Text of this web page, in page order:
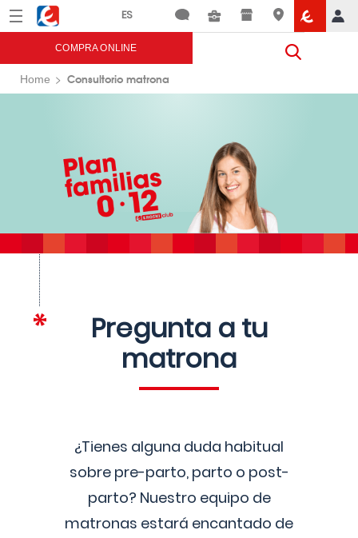
Menú Eroski
COMPRA ONLINE
Home Consultorio matrona
Pregunta a tu
matrona
¿Tienes alguna duda habitual
sobre pre-parto, parto o post-
parto? Nuestro equipo de
matronas estará encantado de